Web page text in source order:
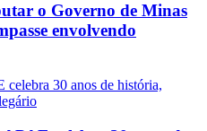
o Governo de Minas
envolvendo